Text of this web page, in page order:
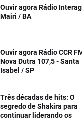
Ouvir agora Rádio
Mairi / BA
Ouvir agora Rádio CCR
Nova Dutra 107,5 - Santa
Isabel / SP
Três décadas de hits: O
segredo de Shakira para
continuar liderando os